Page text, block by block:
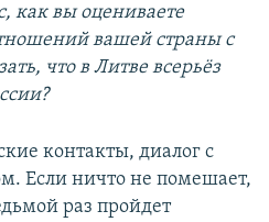
как вы оцениваете
вашей страны с
что в Литве всерьёз
контакты, диалог с
Если ничто не помешает,
раз пройдет